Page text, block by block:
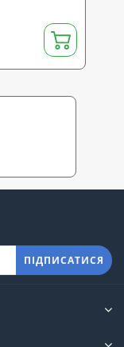
ПІДПИСАТИСЯ